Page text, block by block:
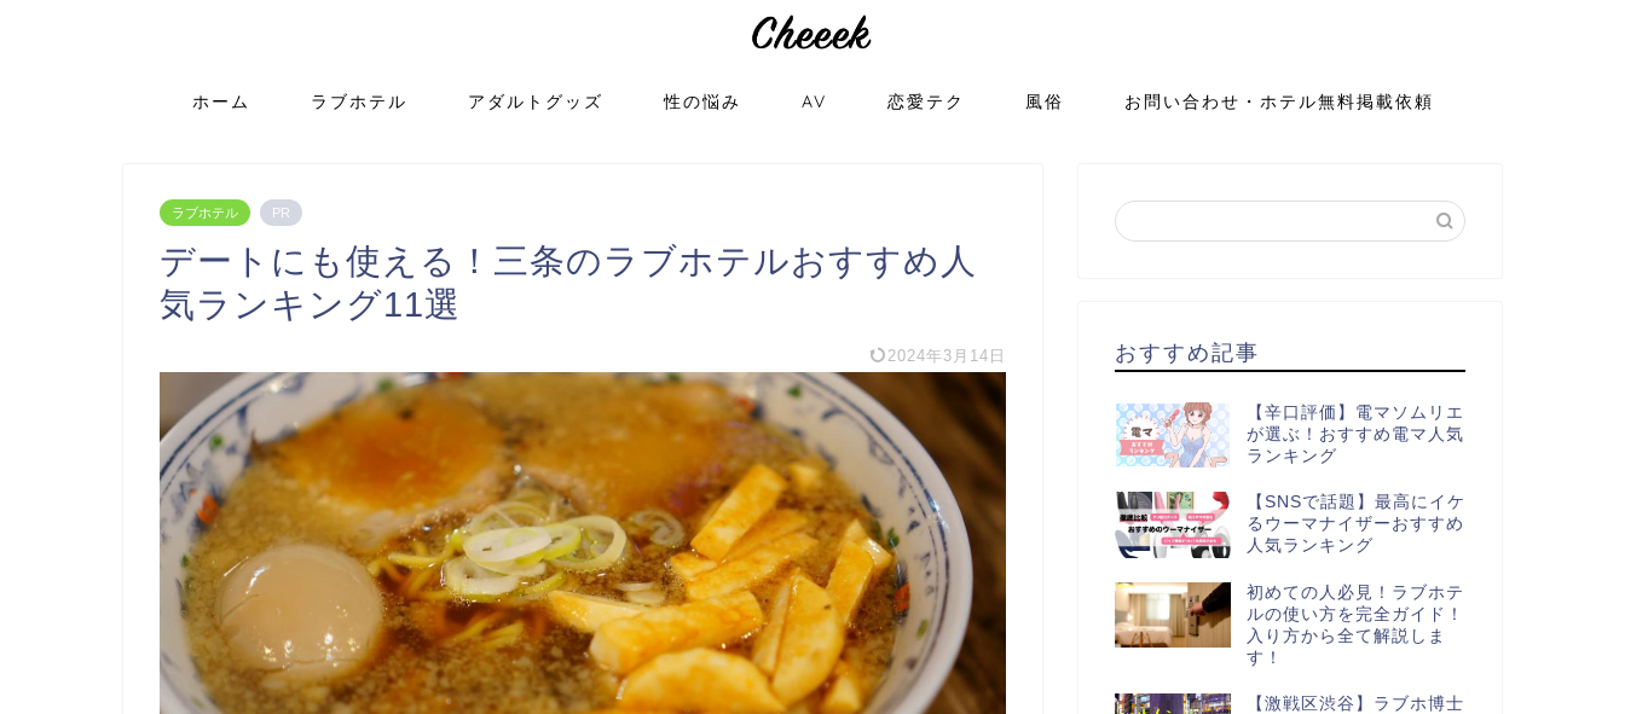
ホーム ラブホテル アダルトグッズ 性の悩み AV 恋愛テク 風俗 お問い合わせ・ホテル無料掲載依頼
ラブホテル PR
デートにも使える！三条のラブホテルおすすめ人
気ランキング11選
2024年3月14日 おすすめ記事
【辛口評価】電マソムリエ
が選ぶ！おすすめ電マ人気
ランキング
【SNSで話題】最高にイケ
るウーマナイザーおすすめ
人気ランキング
初めての人必見！ラブホテ
ルの使い方を完全ガイド！
入り方から全て解説しま
す！
【激戦区渋谷】ラブホ博士